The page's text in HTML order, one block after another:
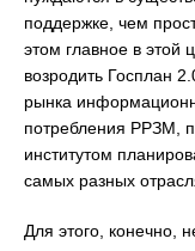
поддержке, чем
этом главное в этой
возродить Госплан
рынка
потребления РРЗМ,
институтом
самых разных
Для этого, конечно,